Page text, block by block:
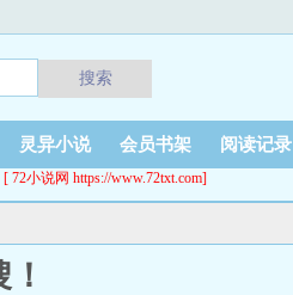
搜索
灵异小说 会员书架 阅读记录
小说网 https://www.72txt.com]